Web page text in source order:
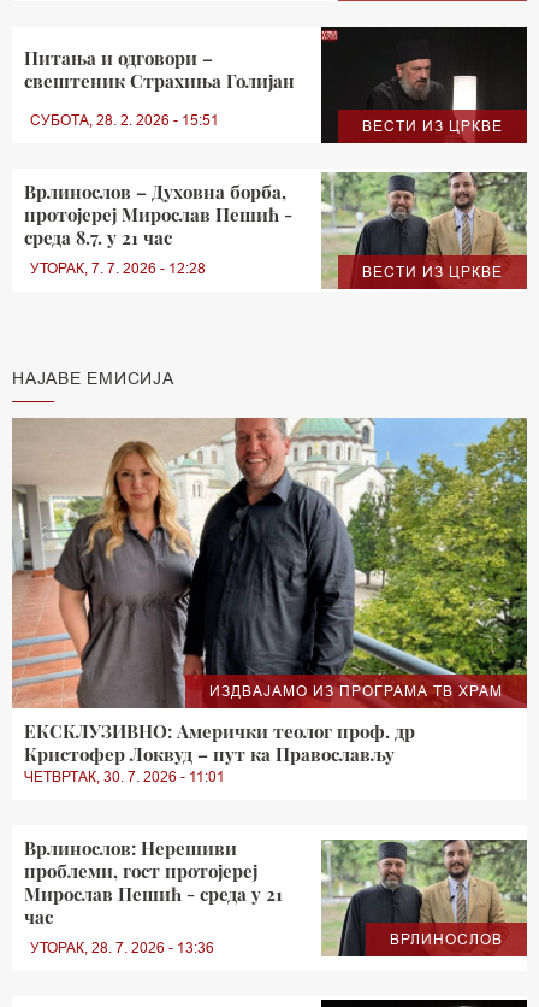
ВЕСТИ ИЗ ЦРКВЕ
Питања и одговори –
свештеник Страхиња Голијан
СУБОТА, 28. 2. 2026 - 15:51
ВЕСТИ ИЗ ЦРКВЕ
Врлинослов – Духовна борба,
протојереј Мирослав Пешић -
среда 8.7. у 21 час
УТОРАК, 7. 7. 2026 - 12:28
НАЈАВЕ ЕМИСИЈА
ИЗДВАЈАМО ИЗ ПРОГРАМА ТВ ХРАМ
ЕКСКЛУЗИВНО: Амерички теолог проф. др
Кристофер Локвуд – пут ка Православљу
ЧЕТВРТАК, 30. 7. 2026 - 11:01
ВРЛИНОСЛОВ
Врлинослов: Нерешиви
проблеми, гост протојереј
Мирослав Пешић - среда у 21
час
УТОРАК, 28. 7. 2026 - 13:36